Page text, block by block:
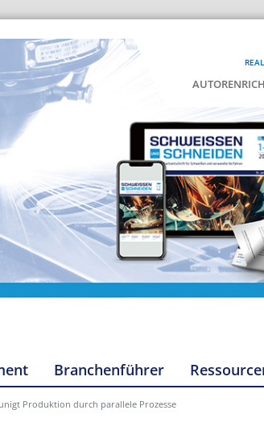
Branchenführer
Produktion durch parallele Prozesse